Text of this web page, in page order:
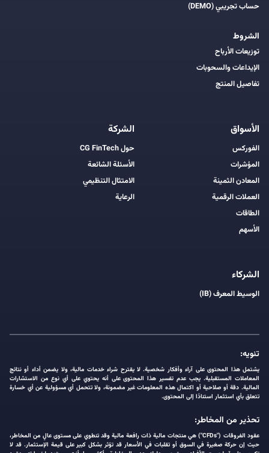
حساب تجريبي (DEMO)
الشروط
توزيعات الأرباح
الإيداعات والسحوبات
تفاصيل المنتج
الأسواق
الفوركس
المؤشرات
المعادن الثمينة
العملات الرقمية
الطاقات
الأسهم
الشركة
حول CG FinTech
الأسئلة الشائعة
الامتثال التنظيمي
الرعاية
الشركاء
الوسيط المعرف (IB)
تنويه:
يشتمل هذا المحتوى على آراء وأفكار شخصية. لا يقترح شراء خدمات مالية، ولا يضمن أداء أو نتائج
المعاملات المستقبلية. يجب عدم تفسير هذا المحتوى على أنه يحتوي على أي نوع من الاستشارات
المالية. دقة أو صلاحية أو اكتمال هذه المعلومات غير مضمونة، ولا تتحمل أي مسؤولية عن أي خسارة
تتعلق بأي استثمار استنادًا إلى المحتوى.
تحذير من المخاطر:
عقود الفروقات ("CFDs") هي منتجات مالية ذات رافعة مالية وقد تنطوي على مستوى عالٍ من المخاطر،
حيث إن حركة صغيرة في السوق أو تقلبات في الأسعار قد تؤثر بشكل كبير على قيمة الإستثمار. قد لا